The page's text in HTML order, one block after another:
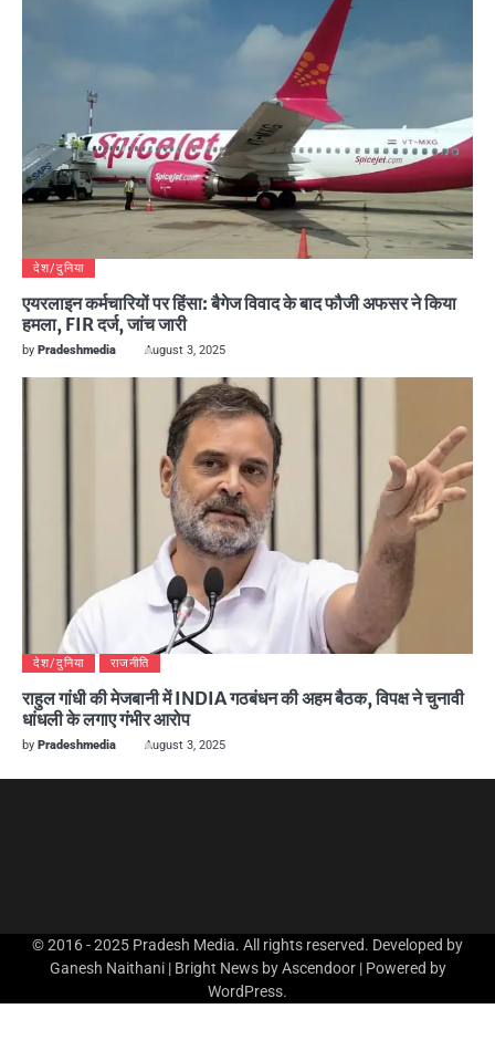
देश/दुनिया
एयरलाइन कर्मचारियों पर हिंसा: बैगेज विवाद के बाद फौजी अफसर ने किया
हमला, FIR दर्ज, जांच जारी
by Pradeshmedia August 3, 2025
देश/दुनिया राजनीति
राहुल गांधी की मेजबानी में INDIA गठबंधन की अहम बैठक, विपक्ष ने चुनावी
धांधली के लगाए गंभीर आरोप
by Pradeshmedia August 3, 2025
© 2016 - 2025 Pradesh Media. All rights reserved. Developed by
Ganesh Naithani | Bright News byAscendoor| Powered by
WordPress.